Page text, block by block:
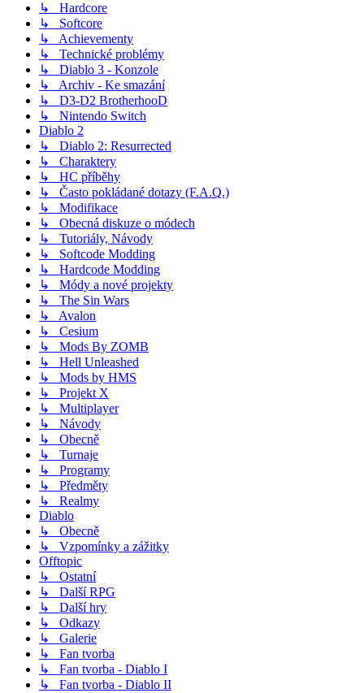
↳ Hardcore
↳ Softcore
↳ Achievementy
↳ Technické problémy
↳ Diablo 3 - Konzole
↳ Archiv - Ke smazání
↳ D3-D2 BrotherhooD
↳ Nintendo Switch
Diablo 2
↳ Diablo 2: Resurrected
↳ Charaktery
↳ HC příběhy
↳ Často pokládané dotazy (F.A.Q.)
↳ Modifikace
↳ Obecná diskuze o módech
↳ Tutoriály, Návody
↳ Softcode Modding
↳ Hardcode Modding
↳ Módy a nové projekty
↳ The Sin Wars
↳ Avalon
↳ Cesium
↳ Mods By ZOMB
↳ Hell Unleashed
↳ Mods by HMS
↳ Projekt X
↳ Multiplayer
↳ Návody
↳ Obecně
↳ Turnaje
↳ Programy
↳ Předměty
↳ Realmy
Diablo
↳ Obecně
↳ Vzpomínky a zážitky
Offtopic
↳ Ostatní
↳ Další RPG
↳ Další hry
↳ Odkazy
↳ Galerie
↳ Fan tvorba
↳ Fan tvorba - Diablo I
↳ Fan tvorba - Diablo II